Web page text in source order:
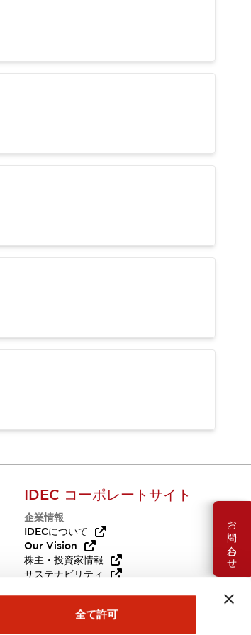
全て許可
お問い合わせ
IDEC コーポレートサイト
企業情報
IDECについて
Our Vision
株主・投資家情報
サステナビリティ